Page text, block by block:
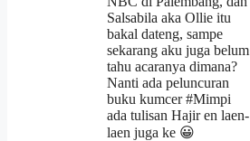
Salsabila aka Ollie itu
bakal dateng, sampe
sekarang aku juga belum
tahu acaranya dimana?
Nanti ada peluncuran
buku kumcer #Mimpi
ada tulisan Hajir en laen-
laen juga ke 😀